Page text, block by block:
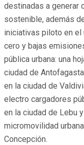
destinadas a generar
sostenible, además
iniciativas piloto en
cero y bajas
pública urbana: una
ciudad de
en la ciudad de
electro cargadores
en la ciudad de Lebu
micromovilidad
Concepción.